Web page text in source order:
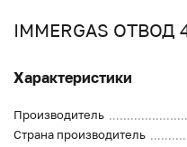
IMMERGAS
Характеристики
Производитель
Страна производитель